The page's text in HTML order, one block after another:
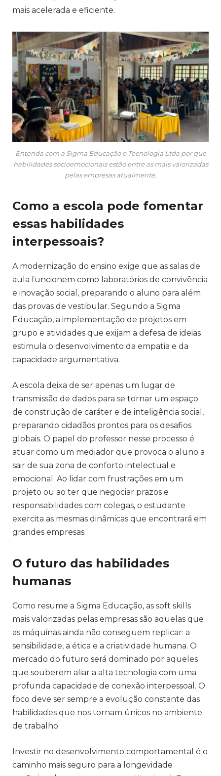
mais acelerada e eficiente.
Entenda com a Sigma Educação e Tecnologia Ltda por que
habilidades socioemocionais estão entre as mais valorizadas
pelas empresas atualmente.
Como a escola pode fomentar
essas habilidades
interpessoais?
A modernização do ensino exige que as salas de
aula funcionem como laboratórios de convivência
e inovação social, preparando o aluno para além
das provas de vestibular. Segundo a Sigma
Educação, a implementação de projetos em
grupo e atividades que exijam a defesa de ideias
estimula o desenvolvimento da empatia e da
capacidade argumentativa.
A escola deixa de ser apenas um lugar de
transmissão de dados para se tornar um espaço
de construção de caráter e de inteligência social,
preparando cidadãos prontos para os desafios
globais. O papel do professor nesse processo é
atuar como um mediador que provoca o aluno a
sair de sua zona de conforto intelectual e
emocional. Ao lidar com frustrações em um
projeto ou ao ter que negociar prazos e
responsabilidades com colegas, o estudante
exercita as mesmas dinâmicas que encontrará em
grandes empresas.
O futuro das habilidades
humanas
Como resume a Sigma Educação, as soft skills
mais valorizadas pelas empresas são aquelas que
as máquinas ainda não conseguem replicar: a
sensibilidade, a ética e a criatividade humana. O
mercado do futuro será dominado por aqueles
que souberem aliar a alta tecnologia com uma
profunda capacidade de conexão interpessoal. O
foco deve ser sempre a evolução constante das
habilidades que nos tornam únicos no ambiente
de trabalho.
Investir no desenvolvimento comportamental é o
caminho mais seguro para a longevidade